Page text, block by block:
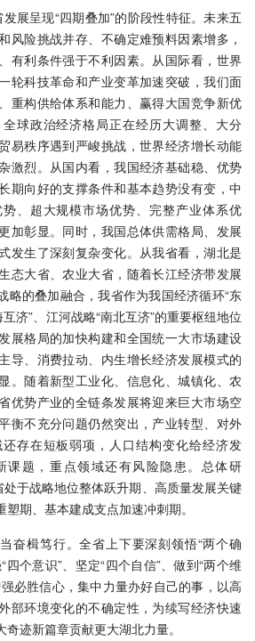
展呈现“四期叠加”的阶段性特征。未来五
风险挑战并存、不确定难预料因素增多，
有利条件强于不利因素。从国际看，世界
轮科技革命和产业变革加速突破，我们面
重构供给体系和能力、赢得大国竞争新优
球政治经济格局正在经历大调整、大分
易秩序遇到严峻挑战，世界经济增长动能
激烈。从国内看，我国经济基础稳、优势
期向好的支撑条件和基本趋势没有变，中
、超大规模市场优势、完整产业体系优
加彰显。同时，我国总体供需格局、发展
发生了深刻复杂变化。从我省看，湖北是
态大省、农业大省，随着长江经济带发展
略的叠加融合，我省作为我国经济循环“东
济”、江河战略“南北互济”的重要枢纽地位
展格局的加快构建和全国统一大市场建设
导、消费拉动、内生增长经济发展模式的
。随着新型工业化、信息化、城镇化、农
优势产业的全链条发展将迎来巨大市场空
衡不充分问题仍然突出，产业转型、对外
存在短板弱项，人口结构变化给经济发
课题，重点领域还有风险隐患。总体研
处于战略地位整体跃升期、高质量发展关键
期、基本建成支点加速冲刺期。
奋楫笃行。全省上下要深刻领悟“两个确
四个意识”、坚定“四个自信”、做到“两个维
必胜信心，集中力量办好自己的事，以高
部环境变化的不确定性，为续写经济快速
迹新篇章贡献更大湖北力量。